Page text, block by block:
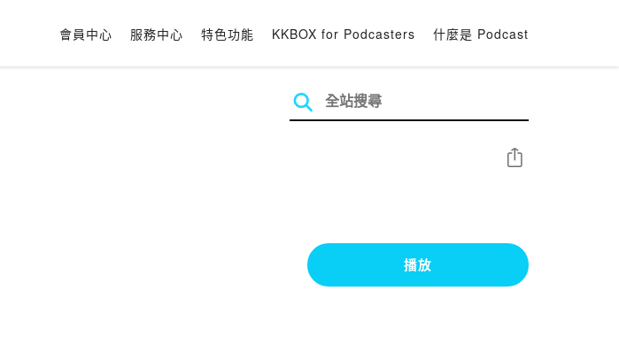
會員中心 服務中心 特色功能 KKBOX for Podcasters 什麼是 Podcast
分享
播放